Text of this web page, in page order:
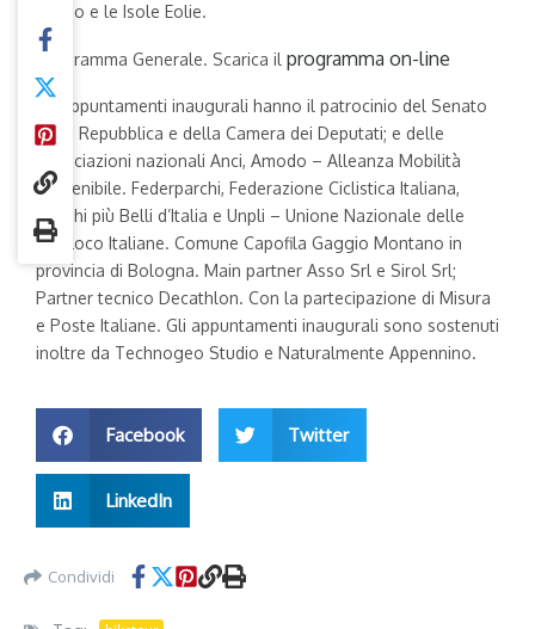
Gesso e le Isole Eolie.
Programma Generale. Scarica il programma on-line
Gli appuntamenti inaugurali hanno il patrocinio del Senato
della Repubblica e della Camera dei Deputati; e delle
Associazioni nazionali Anci, Amodo – Alleanza Mobilità
Sostenibile. Federparchi, Federazione Ciclistica Italiana,
Borghi più Belli d’Italia e Unpli – Unione Nazionale delle
Pro-loco Italiane. Comune Capofila Gaggio Montano in
provincia di Bologna. Main partner Asso Srl e Sirol Srl;
Partner tecnico Decathlon. Con la partecipazione di Misura
e Poste Italiane. Gli appuntamenti inaugurali sono sostenuti
inoltre da Technogeo Studio e Naturalmente Appennino.
Facebook Twitter
LinkedIn
Condividi